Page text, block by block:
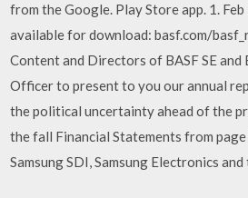
from the Google. Play Store app. 1.
available for download: basf.com/
Content and Directors of BASF SE and
Officer to present to you our annual
the political uncertainty ahead of the
the fall Financial Statements from
Samsung SDI, Samsung Electronics and